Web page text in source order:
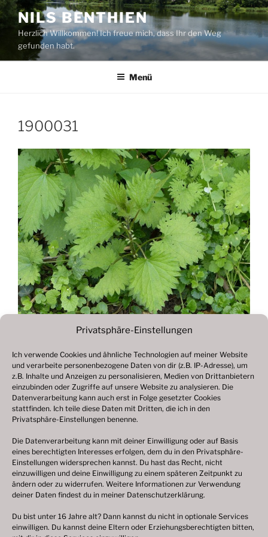
Privatsphäre-Einstellungen
Ich verwende Cookies und ähnliche Technologien auf meiner Website
und verarbeite personenbezogene Daten von dir (z.B. IP-Adresse), um
z.B. Inhalte und Anzeigen zu personalisieren, Medien von Drittanbietern
einzubinden oder Zugriffe auf unsere Website zu analysieren. Die
Datenverarbeitung kann auch erst in Folge gesetzter Cookies
stattfinden. Ich teile diese Daten mit Dritten, die ich in den
Privatsphäre-Einstellungen benenne.
Die Datenverarbeitung kann mit deiner Einwilligung oder auf Basis
eines berechtigten Interesses erfolgen, dem du in den Privatsphäre-
Einstellungen widersprechen kannst. Du hast das Recht, nicht
einzuwilligen und deine Einwilligung zu einem späteren Zeitpunkt zu
ändern oder zu widerrufen. Weitere Informationen zur Verwendung
deiner Daten findest du in meiner Datenschutzerklärung.
Du bist unter 16 Jahre alt? Dann kannst du nicht in optionale Services
einwilligen. Du kannst deine Eltern oder Erziehungsberechtigten bitten,
Zum
Inhalt
springen
NILS BENTHIEN
Herzlich Willkommen! Ich freue mich, dass Ihr den Weg
gefunden habt.
Menü
1900031
Beitragsnavigation
Vorheriger
Beitrag
Fotogalerie 2019
© 2003 – 2025 nilsbenthien.de,Datenschutzerklärung
|Cookie-Richtlinie EU|Impressum